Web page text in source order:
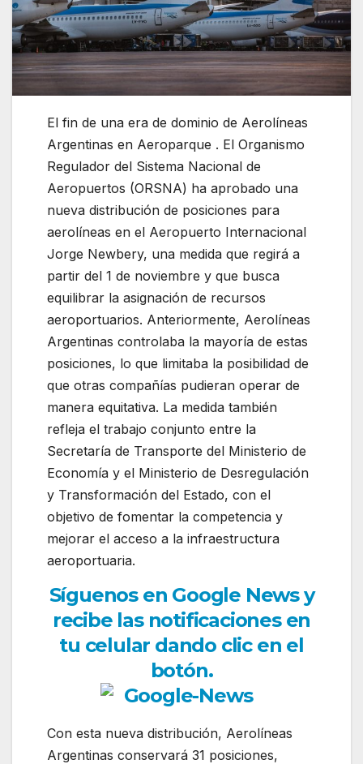
El fin de una era de dominio de Aerolíneas
Argentinas en Aeroparque . El Organismo
Regulador del Sistema Nacional de
Aeropuertos (ORSNA) ha aprobado una
nueva distribución de posiciones para
aerolíneas en el Aeropuerto Internacional
Jorge Newbery, una medida que regirá a
partir del 1 de noviembre y que busca
equilibrar la asignación de recursos
aeroportuarios. Anteriormente, Aerolíneas
Argentinas controlaba la mayoría de estas
posiciones, lo que limitaba la posibilidad de
que otras compañías pudieran operar de
manera equitativa. La medida también
refleja el trabajo conjunto entre la
Secretaría de Transporte del Ministerio de
Economía y el Ministerio de Desregulación
y Transformación del Estado, con el
objetivo de fomentar la competencia y
mejorar el acceso a la infraestructura
aeroportuaria.
Síguenos en Google News y
recibe las notificaciones en
tu celular dando clic en el
botón.
Con esta nueva distribución, Aerolíneas
Argentinas conservará 31 posiciones,